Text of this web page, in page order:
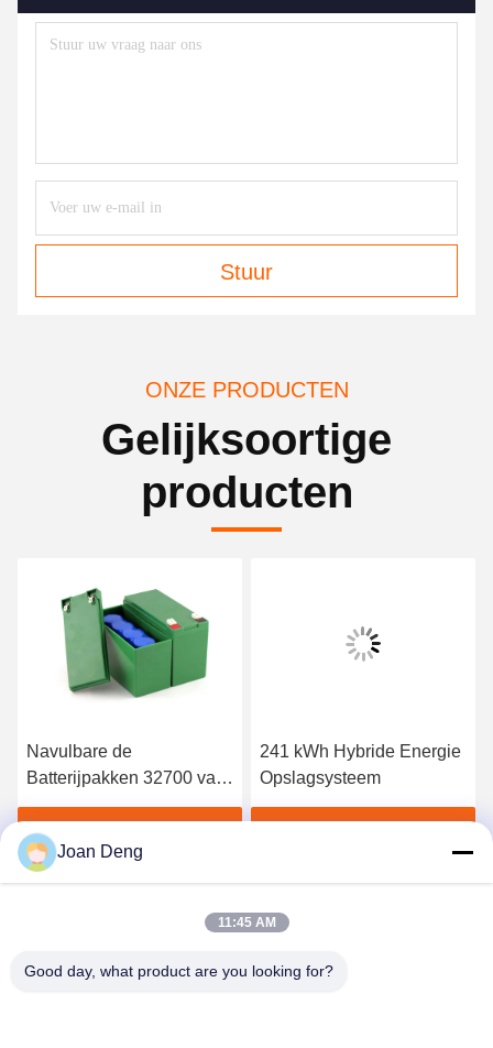
Stuur
ONZE PRODUCTEN
Gelijksoortige
producten
Navulbare de
Batterijpakken 32700 van
12V 6Ah LiFePO4-Cel
met BMS
241 kWh Hybride Energie
Opslagsysteem
Joan Deng
11:45 AM
Good day, what product are you looking for?